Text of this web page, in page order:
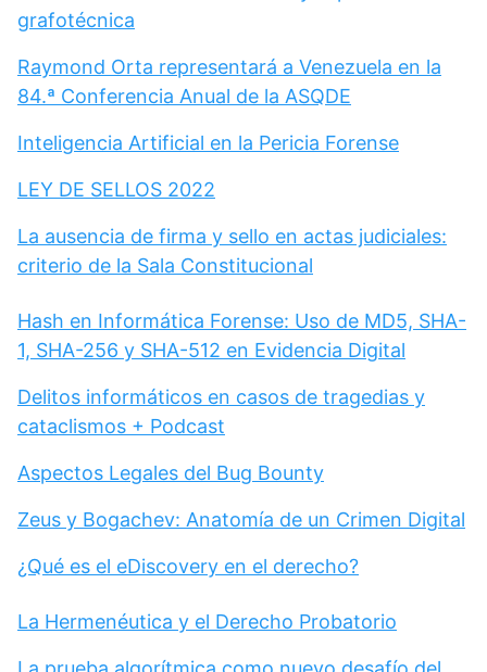
grafotécnica
Raymond Orta representará a Venezuela en la
84.ª Conferencia Anual de la ASQDE
Inteligencia Artificial en la Pericia Forense
LEY DE SELLOS 2022
La ausencia de firma y sello en actas judiciales:
criterio de la Sala Constitucional
Hash en Informática Forense: Uso de MD5, SHA-
1, SHA-256 y SHA-512 en Evidencia Digital
Delitos informáticos en casos de tragedias y
cataclismos + Podcast
Aspectos Legales del Bug Bounty
Zeus y Bogachev: Anatomía de un Crimen Digital
¿Qué es el eDiscovery en el derecho?
La Hermenéutica y el Derecho Probatorio